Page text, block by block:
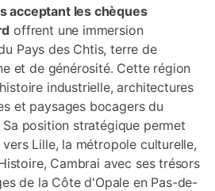
acceptant les chèques
offrent une immersion
Pays des Chtis, terre de
et de générosité. Cette région
industrielle, architectures
et paysages bocagers du
position stratégique permet
Lille, la métropole culturelle,
Cambrai avec ses trésors
de la Côte d'Opale en Pas-de-